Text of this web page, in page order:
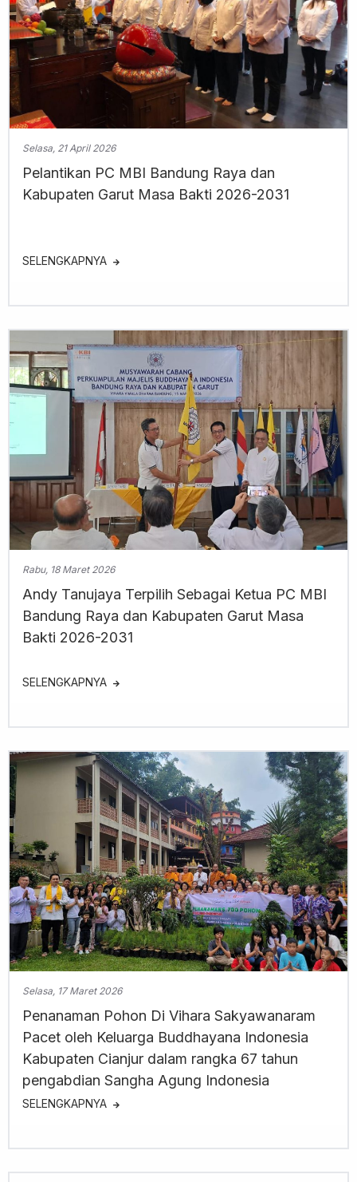
Selasa, 21 April 2026
Pelantikan PC MBI Bandung Raya dan
Kabupaten Garut Masa Bakti 2026-2031
SELENGKAPNYA
Rabu, 18 Maret 2026
Andy Tanujaya Terpilih Sebagai Ketua PC MBI
Bandung Raya dan Kabupaten Garut Masa
Bakti 2026-2031
SELENGKAPNYA
Selasa, 17 Maret 2026
Penanaman Pohon Di Vihara Sakyawanaram
Pacet oleh Keluarga Buddhayana Indonesia
Kabupaten Cianjur dalam rangka 67 tahun
pengabdian Sangha Agung Indonesia
SELENGKAPNYA